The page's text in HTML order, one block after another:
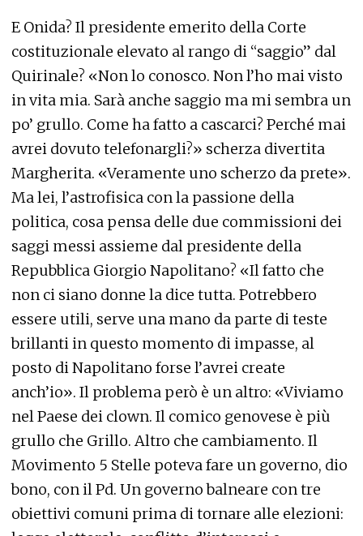
E Onida? Il presidente emerito della Corte
costituzionale elevato al rango di “saggio” dal
Quirinale? «Non lo conosco. Non l’ho mai visto
in vita mia. Sarà anche saggio ma mi sembra un
po’ grullo. Come ha fatto a cascarci? Perché mai
avrei dovuto telefonargli?» scherza divertita
Margherita. «Veramente uno scherzo da prete».
Ma lei, l’astrofisica con la passione della
politica, cosa pensa delle due commissioni dei
saggi messi assieme dal presidente della
Repubblica Giorgio Napolitano? «Il fatto che
non ci siano donne la dice tutta. Potrebbero
essere utili, serve una mano da parte di teste
brillanti in questo momento di impasse, al
posto di Napolitano forse l’avrei create
anch’io». Il problema però è un altro: «Viviamo
nel Paese dei clown. Il comico genovese è più
grullo che Grillo. Altro che cambiamento. Il
Movimento 5 Stelle poteva fare un governo, dio
bono, con il Pd. Un governo balneare con tre
obiettivi comuni prima di tornare alle elezioni: